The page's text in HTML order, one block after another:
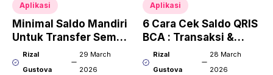
Aplikasi
Minimal Saldo Mandiri
Untuk Transfer Semua
Jenis ATM
Rizal
Gustova
29 March
2026
Aplikasi
6 Cara Cek Saldo QRIS
BCA : Transaksi &
Mutasi Terlengkap
Rizal
Gustova
28 March
2026